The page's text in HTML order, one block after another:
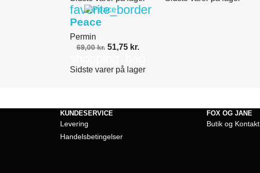
favorite_border
Peace
Permin
69,00 kr. 51,75 kr.
Sidste varer på lager
KUNDESERVICE
Levering
Handelsbetingelser
FOX OG JANE
Butik og Kontakt